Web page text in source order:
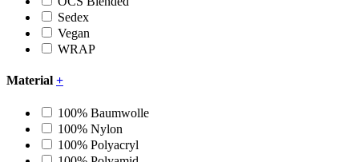
Sedex
Vegan
WRAP
Material +
100% Baumwolle
100% Nylon
100% Polyacryl